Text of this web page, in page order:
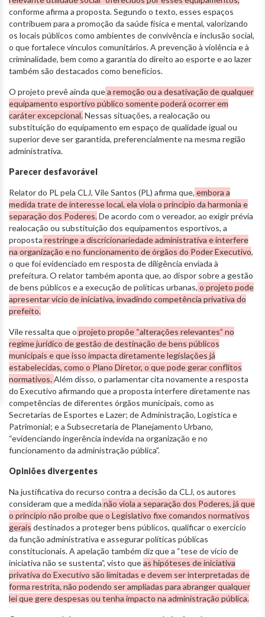
conforme afirma a proposta. Segundo o texto, esses espaços
contribuem para a promoção da saúde física e mental, valorizando
os locais públicos como ambientes de convivência e inclusão social,
o que fortalece vínculos comunitários. A prevenção à violência e à
criminalidade, bem como a garantia do direito ao esporte e ao lazer
também são destacados como benefícios.
O projeto prevê ainda quea remoção ou a desativação de qualquer
equipamento esportivo público somente poderá ocorrer em
caráter excepcional.Nessas situações, a realocação ou
substituição do equipamento em espaço de qualidade igual ou
superior deve ser garantida, preferencialmente na mesma região
administrativa.
Parecer desfavorável
Relator do PL pela CLJ, Vile Santos (PL) afirma que, embora a
medida trate de interesse local, ela viola o princípio da harmonia e
separação dos Poderes.De acordo com o vereador, ao exigir prévia
realocação ou substituição dos equipamentos esportivos, a
proposta restringe a discricionariedade administrativa e interfere
na organização e no funcionamento de órgãos do Poder Executivo,
o que foi evidenciado em resposta de diligência enviada à
prefeitura. O relator também aponta que, ao dispor sobre a gestão
de bens públicos e a execução de políticas urbanas, o projeto pode
apresentar vício de iniciativa, invadindo competência privativa do
prefeito.
Vile ressalta que o projeto propõe “alterações relevantes” no
regime jurídico de gestão de destinação de bens públicos
municipais e que isso impacta diretamente legislações já
estabelecidas, como o Plano Diretor, o que pode gerar conflitos
normativos.Além disso, o parlamentar cita novamente a resposta
do Executivo afirmando que a proposta interfere diretamente nas
competências de diferentes órgãos municipais, como as
Secretarias de Esportes e Lazer; de Administração, Logística e
Patrimonial; e a Subsecretaria de Planejamento Urbano,
“evidenciando ingerência indevida na organização e no
funcionamento da administração pública”.
Opiniões divergentes
Na justificativa do recurso contra a decisão da CLJ, os autores
consideram que a medida não viola a separação dos Poderes, já que
o princípio não proíbe que o Legislativo fixe comandos normativos
gerais destinados a proteger bens públicos, qualificar o exercício
da função administrativa e assegurar políticas públicas
constitucionais. A apelação também diz que a “tese de vício de
iniciativa não se sustenta”, visto queas hipóteses de iniciativa
privativa do Executivo são limitadas e devem ser interpretadas de
forma restrita, não podendo ser ampliadas para abranger qualquer
lei que gere despesas ou tenha impacto na administração pública.